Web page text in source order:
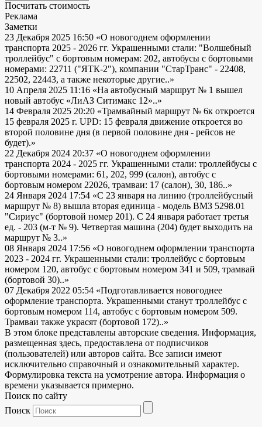
Посчитать стоимость
Реклама
Заметки
23 Декабря 2025 16:50 «О новогоднем оформлении
транспорта 2025 - 2026 гг. Украшенными стали: "Волшебный
троллейбус" с бортовым номерам: 202, автобусы с бортовыми
номерами: 22711 ("ЯТК-2"), компании "СтарТранс" - 22408,
22502, 22443, а также некоторые другие..»
10 Апреля 2025 11:16 «На автобусный маршрут № 1 вышел
новый автобус «ЛиАЗ Ситимакс 12»..»
14 Февраля 2025 20:20 «Трамвайный маршрут № 6к откроется
15 февраля 2025 г. UPD: 15 февраля движение откроется во
второй половине дня (в первой половине дня - рейсов не
будет).»
22 Декабря 2024 20:37 «О новогоднем оформлении
транспорта 2024 - 2025 гг. Украшенными стали: троллейбусы с
бортовыми номерами: 61, 202, 999 (салон), автобус с
бортовым номером 22026, трамваи: 17 (салон), 30, 186..»
24 Января 2024 17:54 «С 23 января на линию (троллейбусный
маршрут № 8) вышла вторая единица - модель ВМЗ 5298.01
"Сириус" (бортовой номер 201). С 24 января работает третья
ед. - 203 (м-т № 9). Четвертая машина (204) будет выходить на
маршрут № 3..»
08 Января 2024 17:56 «О новогоднем оформлении транспорта
2023 - 2024 гг. Украшенными стали: троллейбус с бортовым
номером 120, автобус с бортовым номером 341 и 509, трамвай
(бортовой 30)..»
07 Декабря 2022 05:54 «Подготавливается новогоднее
оформление транспорта. Украшенными станут троллейбус с
бортовым номером 114, автобус с бортовым номером 509.
Трамваи также украсят (бортовой 172)..»
В этом блоке представлены авторские сведения. Информация,
размещенная здесь, предоставлена от подписчиков
(пользователей) или авторов сайта. Все записи имеют
исключительно справочный и ознакомительный характер.
Формулировка текста на усмотрение автора. Информация о
времени указывается примерно.
Поиск по сайту
Поиск